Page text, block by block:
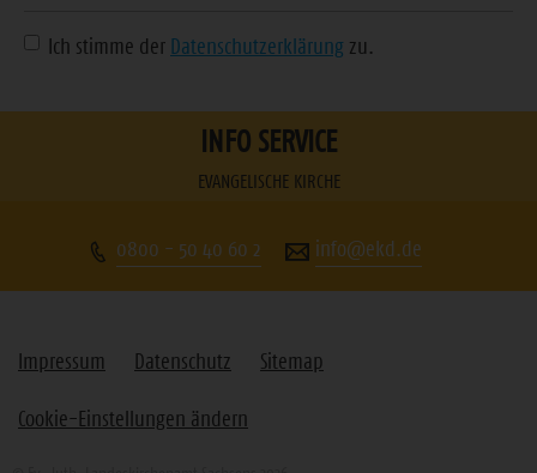
die
Zeichenfolge
Ich stimme der Datenschutzerklärung zu.
INFO SERVICE
EVANGELISCHE KIRCHE
0800 - 50 40 60 2 info@ekd.de
Impressum Datenschutz Sitemap
Cookie-Einstellungen ändern